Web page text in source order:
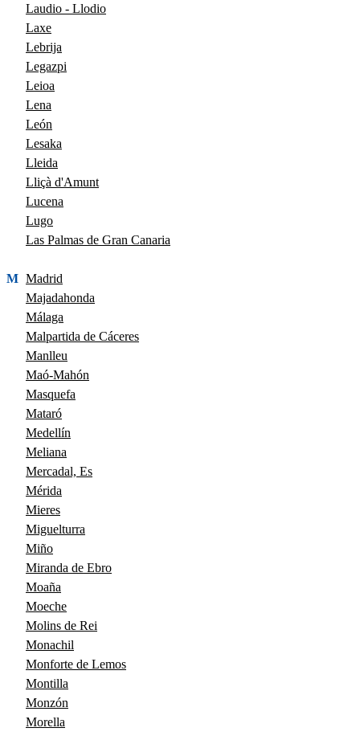
Laudio - Llodio
Laxe
Lebrija
Legazpi
Leioa
Lena
León
Lesaka
Lleida
Lliçà d'Amunt
Lucena
Lugo
Las Palmas de Gran Canaria
M Madrid
Majadahonda
Málaga
Malpartida de Cáceres
Manlleu
Maó-Mahón
Masquefa
Mataró
Medellín
Meliana
Mercadal, Es
Mérida
Mieres
Miguelturra
Miño
Miranda de Ebro
Moaña
Moeche
Molins de Rei
Monachil
Monforte de Lemos
Montilla
Monzón
Morella